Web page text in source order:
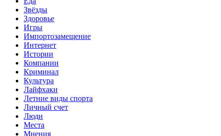
Звёзды
Здоровье
Игры
Импортозамещение
Интернет
Истории
Компании
Криминал
Культура
Лайфхаки
Летние виды спорта
Личный счет
Люди
Места
Мнения